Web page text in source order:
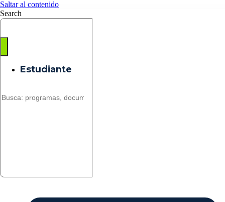
Saltar al contenido
Search
Estudiante